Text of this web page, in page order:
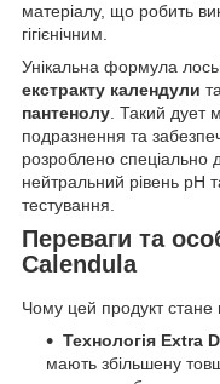
матеріалу, що робить
гігієнічним.
Унікальна формула
екстракту календули
пантенолу. Такий дует
подразнення та
розроблено спеціально
нейтральний рівень pH
тестування.
Переваги та
Calendula
Чому цей продукт стане
Технологія Extra
мають збільшену